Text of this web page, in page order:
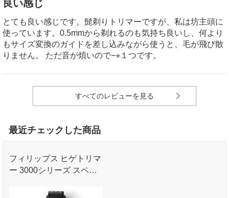
良い感じ
とても良い感じです。髭剃りトリマーですが、私は坊主頭に
使っています。0.5mmから剃れるのも気持ち良いし、何より
もサイズ変換のガイドを差し込みながら使うと、毛が飛び散
りません。 ただ音が煩いので−⭐︎１つです。
すべてのレビューを見る
最近チェックした商品
フィリップス ヒゲトリマ
ー 3000シリーズ スペー